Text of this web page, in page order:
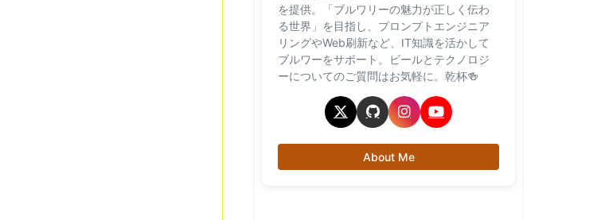
を提供。「ブルワリーの魅力が正しく伝わ
る世界」を目指し、プロンプトエンジニア
リングやWeb刷新など、IT知識を活かして
ブルワーをサポート。ビールとテクノロジ
ーについてのご質問はお気軽に。乾杯🍻
About Me